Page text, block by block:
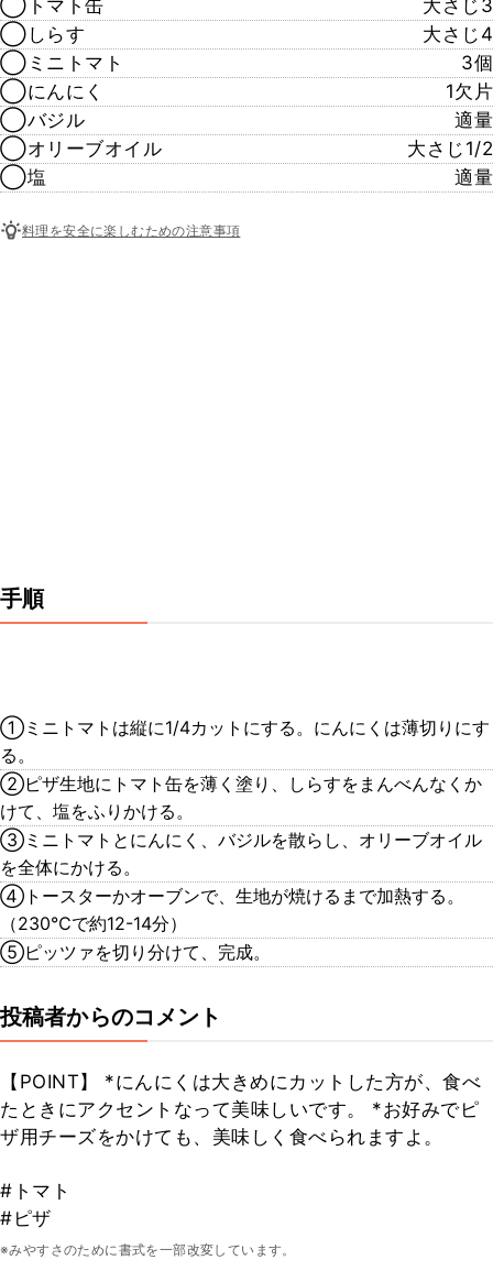
◯トマト缶
大さじ3
◯しらす
大さじ4
◯ミニトマト
3個
◯にんにく
1欠片
◯バジル
適量
◯オリーブオイル
大さじ1/2
◯塩
適量
料理を安全に楽しむための注意事項
手順
①ミニトマトは縦に1/4カットにする。にんにくは薄切りにす
る。
②ピザ生地にトマト缶を薄く塗り、しらすをまんべんなくか
けて、塩をふりかける。
③ミニトマトとにんにく、バジルを散らし、オリーブオイル
を全体にかける。
④トースターかオーブンで、生地が焼けるまで加熱する。
（230℃で約12-14分）
⑤ピッツァを切り分けて、完成。
投稿者からのコメント
【POINT】 *にんにくは大きめにカットした方が、食べ
たときにアクセントなって美味しいです。 *お好みでピ
ザ用チーズをかけても、美味しく食べられますよ。
#トマト
#ピザ
※みやすさのために書式を一部改変しています。